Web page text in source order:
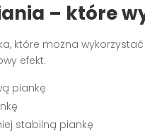
– które
które można
efekt:
piankę
stabilną piankę